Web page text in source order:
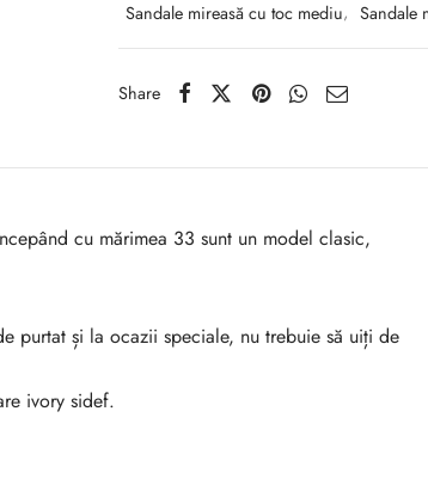
Sandale mireasă cu toc mediu, Sandale
Share
cu mărimea 33 sunt un model clasic,
purtat și la ocazii speciale, nu trebuie să uiți de
ivory sidef.